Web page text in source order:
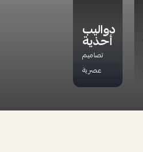
دواليب
أحذية
تصاميم
عصرية